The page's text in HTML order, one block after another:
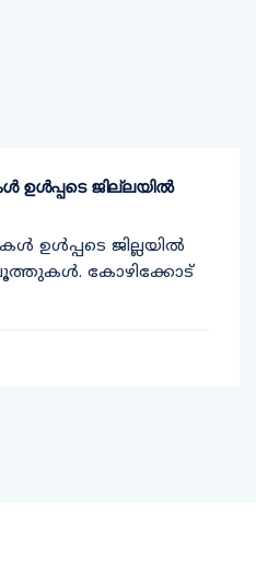
ഉള്‍പ്പടെ ജില്ലയില്‍
ഉള്‍പ്പടെ ജില്ലയില്‍
കോഴിക്കോട്